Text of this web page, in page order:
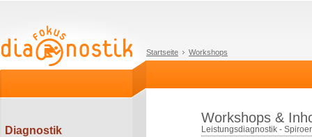
Startseite Workshops
Diagnostik
Workshops &
Leistungsdiagnostik -